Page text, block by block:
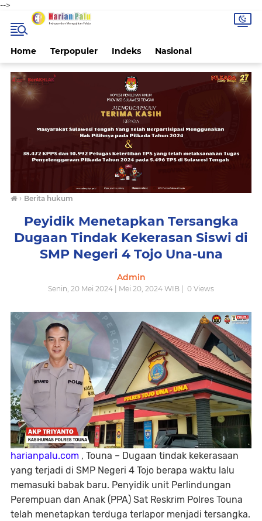
-->
Home Terpopuler Indeks Nasional
› Berita hukum
Peyidik Menetapkan Tersangka
Dugaan Tindak Kekerasan Siswi di
SMP Negeri 4 Tojo Una-una
Admin
Senin, 20 Mei 2024 | Mei 20, 2024 WIB | 0 Views
harianpalu.com , Touna – Dugaan tindak kekerasaan
yang terjadi di SMP Negeri 4 Tojo berapa waktu lalu
memasuki babak baru. Penyidik unit Perlindungan
Perempuan dan Anak (PPA) Sat Reskrim Polres Touna
telah menetapkan terduga terlapor menjadi tersangka.